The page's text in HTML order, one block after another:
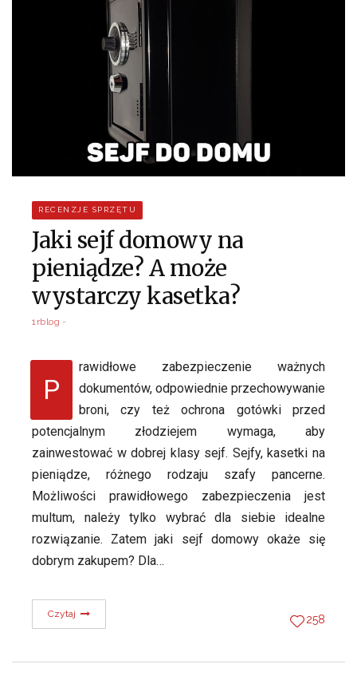
RECENZJE SPRZĘTU
Jaki sejf domowy na
pieniądze? A może
wystarczy kasetka?
1rblog
P
rawidłowe zabezpieczenie ważnych
dokumentów, odpowiednie przechowywanie
broni, czy też ochrona gotówki przed
potencjalnym złodziejem wymaga, aby
zainwestować w dobrej klasy sejf. Sejfy, kasetki na
pieniądze, różnego rodzaju szafy pancerne.
Możliwości prawidłowego zabezpieczenia jest
multum, należy tylko wybrać dla siebie idealne
rozwiązanie. Zatem jaki sejf domowy okaże się
dobrym zakupem? Dla…
Czytaj 258